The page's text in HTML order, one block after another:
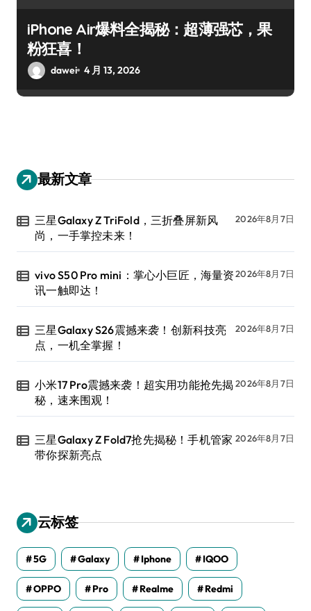
iPhone Air爆料全揭秘：超薄强芯，果
粉狂喜！
dawei 4 月 13, 2026
最新文章
三星Galaxy Z TriFold，三折叠屏新风
尚，一手掌控未来！
2026年8月7日
vivo S50 Pro mini：掌心小巨匠，海量资
讯一触即达！
2026年8月7日
三星Galaxy S26震撼来袭！创新科技亮
点，一机全掌握！
2026年8月7日
小米17 Pro震撼来袭！超实用功能抢先揭
秘，速来围观！
2026年8月7日
三星Galaxy Z Fold7抢先揭秘！手机管家
带你探新亮点
2026年8月7日
云标签
5G Galaxy Iphone IQOO
OPPO Pro Realme Redmi